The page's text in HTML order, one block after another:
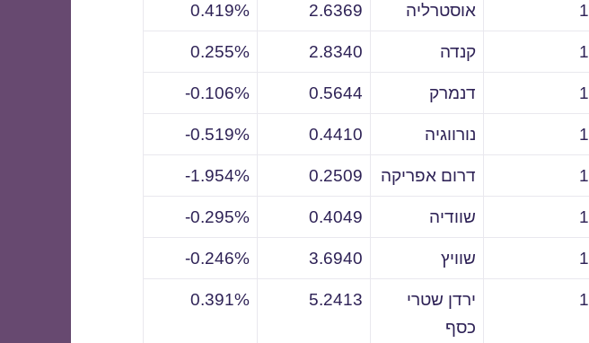
1 אוסטרליה 2.6369
0.419%
1 קנדה 2.8340
0.255%
1 דנמרק 0.5644
0.106%-
1 נורווגיה 0.4410
0.519%-
1 דרום אפריקה 0.2509
1.954%-
1 שוודיה 0.4049
0.295%-
1 שוויץ 3.6940
0.246%-
1
ירדן שטרי
כסף
5.2413
0.391%